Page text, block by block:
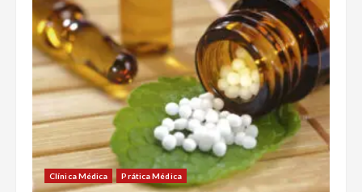
Clínica Médica Prática Médica